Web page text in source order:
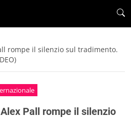
rompe il silenzio sul tradimento.
Pall rompe il silenzio